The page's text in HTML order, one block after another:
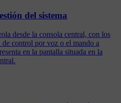
del sistema
desde la consola central, con los
control por voz o el mando a
en la pantalla situada en la